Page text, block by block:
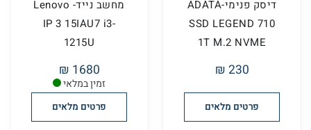
דיסק פנימי-ADATA
SSD LEGEND 710
1T M.2 NVME
230 ₪
פרטים מלאים
זמין במלאי
מחשב נייד- Lenovo
IP 3 15IAU7 i3-
1215U
1680 ₪
פרטים מלאים